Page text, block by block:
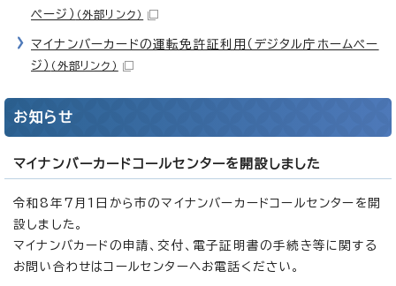
ページ） （外部リンク）
マイナンバーカードの運転免許証利用（デジタル庁ホームペー
ジ） （外部リンク）
お知らせ
マイナンバーカードコールセンターを開設しました
令和8年7月1日から市のマイナンバーカードコールセンターを開
設しました。
マイナンバカードの申請、交付、電子証明書の手続き等に関する
お問い合わせはコールセンターへお電話ください。